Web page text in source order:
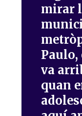
mirar
va
quan